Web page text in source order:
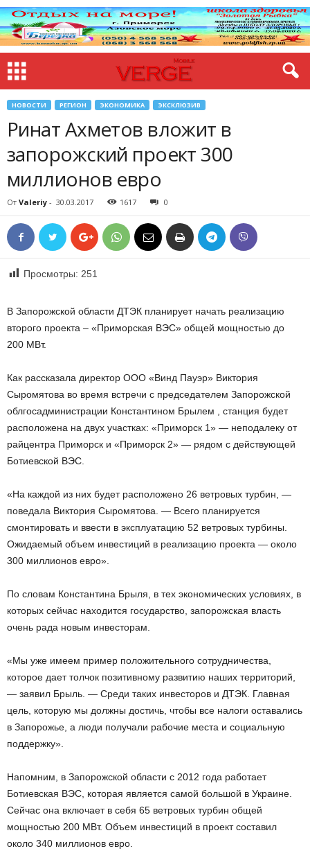
НОВОСТИ РЕГИОН ЭКОНОМИКА ЭКСКЛЮЗИВ
Ринат Ахметов вложит в
запорожский проект 300
миллионов евро
От Valeriy - 30.03.2017 1617 0
Просмотры: 251
В Запорожской области ДТЭК планирует начать реализацию
второго проекта – «Приморская ВЭС» общей мощностью до
200 МВт.
Как рассказала директор ООО «Винд Пауэр» Виктория
Сыромятова во время встречи с председателем Запорожской
облгосадминистрации Константином Брылем , станция будет
расположена на двух участках: «Приморск 1» — неподалеку от
райцентра Приморск и «Приморск 2» — рядом с действующей
Ботиевской ВЭС.
«На каждой из них будет расположено 26 ветровых турбин, —
поведала Виктория Сыромятова. — Всего планируется
смонтировать и ввести в эксплуатацию 52 ветровых турбины.
Ожидаемый объем инвестиций в реализацию проекта — около
300 миллионов евро».
По словам Константина Брыля, в тех экономических условиях, в
которых сейчас находится государство, запорожская власть
очень рада новым инвесторам.
«Мы уже имеем пример положительного сотрудничества,
которое дает толчок позитивному развитию наших территорий,
— заявил Брыль. — Среди таких инвесторов и ДТЭК. Главная
цель, которую мы должны достичь, чтобы все налоги оставались
в Запорожье, а люди получали рабочие места и социальную
поддержку».
Напомним, в Запорожской области с 2012 года работает
Ботиевская ВЭС, которая является самой большой в Украине.
Сейчас она включает в себя 65 ветровых турбин общей
мощностью 200 МВт. Объем инвестиций в проект составил
около 340 миллионов евро.